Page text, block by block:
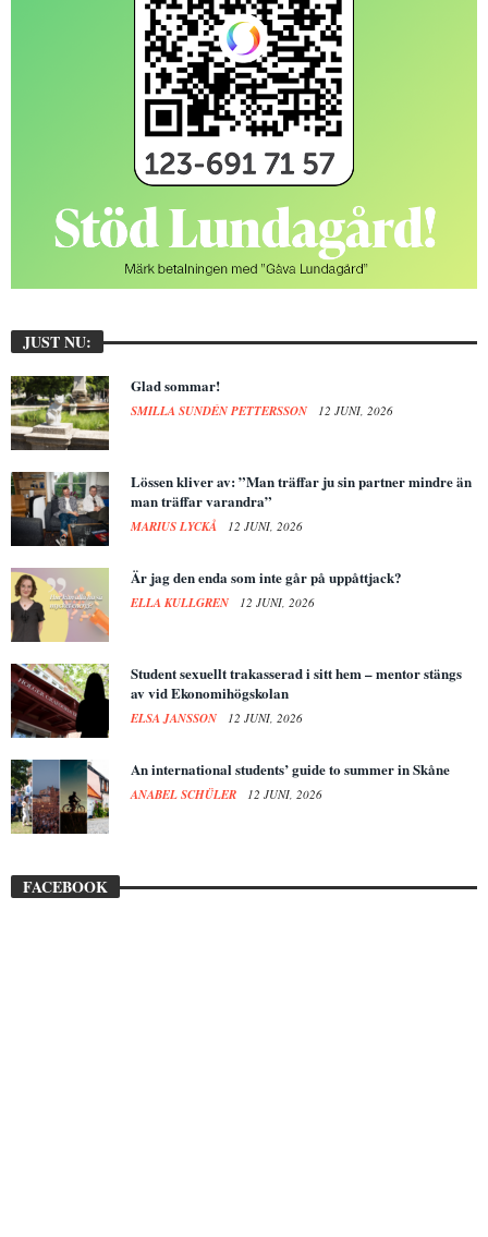
JUST NU:
Glad sommar!
SMILLA SUNDÉN PETTERSSON 12 JUNI, 2026
Lössen kliver av: ”Man träffar ju sin partner mindre än
man träffar varandra”
MARIUS LYCKÅ 12 JUNI, 2026
Är jag den enda som inte går på uppåttjack?
ELLA KULLGREN 12 JUNI, 2026
Student sexuellt trakasserad i sitt hem – mentor stängs
av vid Ekonomihögskolan
ELSA JANSSON 12 JUNI, 2026
An international students’ guide to summer in Skåne
ANABEL SCHÜLER 12 JUNI, 2026
FACEBOOK